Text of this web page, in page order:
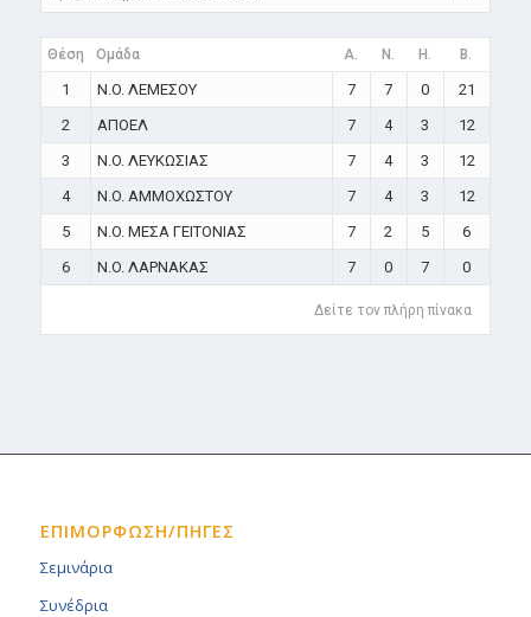
Θέση Ομάδα A. N. H. B.
1 N.O. ΛΕΜΕΣΟΥ 7 7 0
21
2
ΑΠΟΕΛ 7 4 3
12
3
N.O. ΛΕΥΚΩΣΙΑΣ 7 4 3
12
4
N.O. ΑΜΜΟΧΩΣΤΟΥ 7 4 3
12
5
N.O. ΜΕΣΑ ΓΕΙΤΟΝΙΑΣ 7 2 5
6
6
N.O. ΛΑΡΝΑΚΑΣ 7 0 7 0
Δείτε τον πλήρη πίνακα
ΕΠΙΜΟΡΦΩΣΗ/ΠΗΓΕΣ
Σεμινάρια
Συνέδρια